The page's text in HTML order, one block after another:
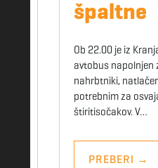
špaltne
Ob 22.00 je iz
avtobus napolnjen
nahrbtniki,
potrebnim za
štiritisočakov. V…
PREBERI →